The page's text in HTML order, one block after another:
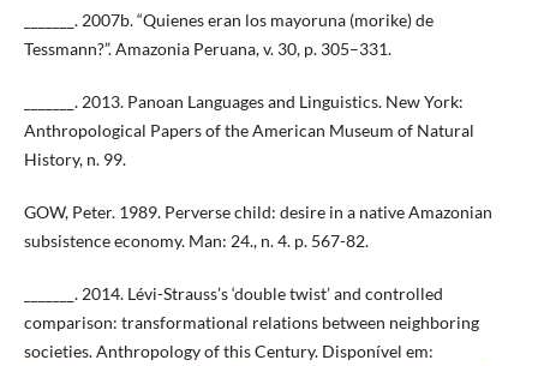
_______. 2007b. “Quienes eran los mayoruna (morike) de
Tessmann?”. Amazonia Peruana, v. 30, p. 305–331.
_______. 2013. Panoan Languages and Linguistics. New York:
Anthropological Papers of the American Museum of Natural
History, n. 99.
GOW, Peter. 1989. Perverse child: desire in a native Amazonian
subsistence economy. Man: 24., n. 4. p. 567-82.
_______. 2014. Lévi-Strauss’s ‘double twist’ and controlled
comparison: transformational relations between neighboring
societies. Anthropology of this Century. Disponível em: